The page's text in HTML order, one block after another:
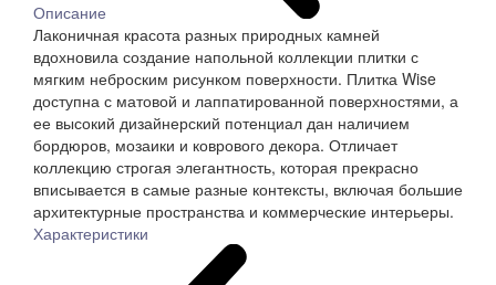
Описание
Лаконичная красота разных природных камней
вдохновила создание напольной коллекции плитки с
мягким неброским рисунком поверхности. Плитка Wise
доступна с матовой и лаппатированной поверхностями, а
ее высокий дизайнерский потенциал дан наличием
бордюров, мозаики и коврового декора. Отличает
коллекцию строгая элегантность, которая прекрасно
вписывается в самые разные контексты, включая большие
архитектурные пространства и коммерческие интерьеры.
Характеристики